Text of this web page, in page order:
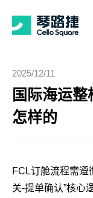
2025/12/11
国际海运
怎样的
FCL订舱流程需遵
关-提单确认”核心